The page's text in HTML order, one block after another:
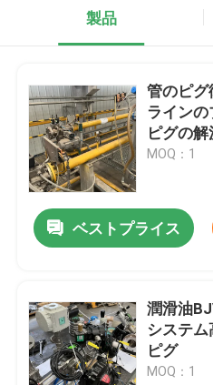
製品
管のピ
ライン
ピグの解
MOQ：1
ベストプライス
潤滑油
システ
ピグ
MOQ：1